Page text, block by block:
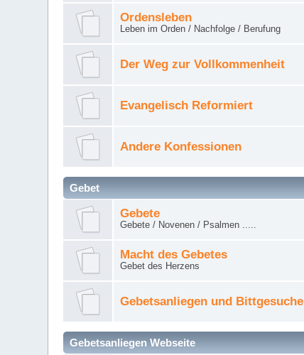
Ordensleben
Leben im Orden / Nachfolge / Berufung
Der Weg zur Vollkommenheit
Evangelisch Reformiert
Andere Konfessionen
Gebet
Gebete
Gebete / Novenen / Psalmen .....
Macht des Gebetes
Gebet des Herzens
Gebetsanliegen und Bittgesuche
Gebetsanliegen Webseite